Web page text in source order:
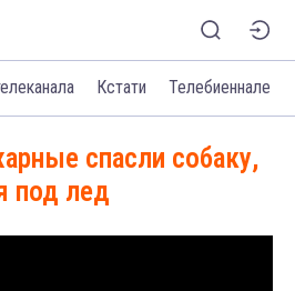
Кстати Телебиеннале
спасли собаку,
под лед